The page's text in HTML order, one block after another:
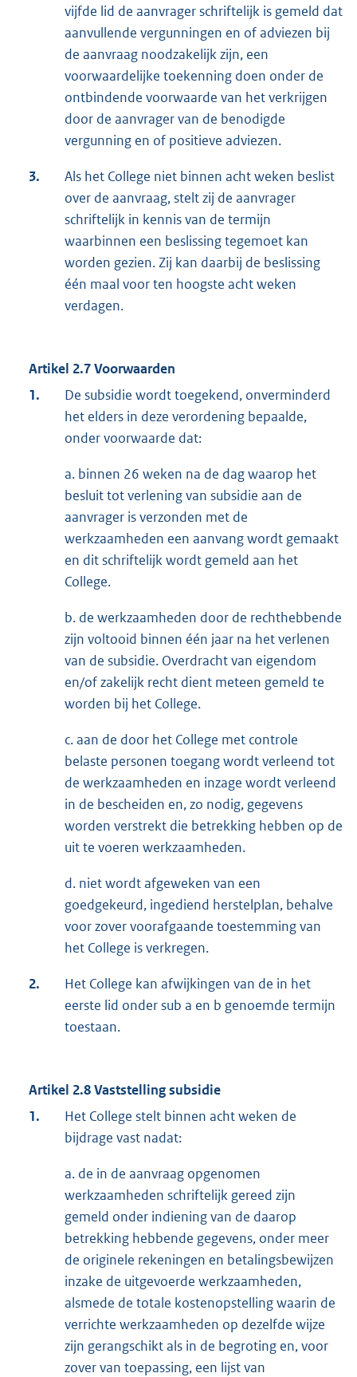
vijfde lid de aanvrager schriftelijk is gemeld dat
aanvullende vergunningen en of adviezen bij
de aanvraag noodzakelijk zijn, een
voorwaardelijke toekenning doen onder de
ontbindende voorwaarde van het verkrijgen
door de aanvrager van de benodigde
vergunning en of positieve adviezen.
3.
Als het College niet binnen acht weken beslist
over de aanvraag, stelt zij de aanvrager
schriftelijk in kennis van de termijn
waarbinnen een beslissing tegemoet kan
worden gezien. Zij kan daarbij de beslissing
één maal voor ten hoogste acht weken
verdagen.
Artikel 2.7 Voorwaarden
1.
De subsidie wordt toegekend, onverminderd
het elders in deze verordening bepaalde,
onder voorwaarde dat:
a. binnen 26 weken na de dag waarop het
besluit tot verlening van subsidie aan de
aanvrager is verzonden met de
werkzaamheden een aanvang wordt gemaakt
en dit schriftelijk wordt gemeld aan het
College.
b. de werkzaamheden door de rechthebbende
zijn voltooid binnen één jaar na het verlenen
van de subsidie. Overdracht van eigendom
en/of zakelijk recht dient meteen gemeld te
worden bij het College.
c. aan de door het College met controle
belaste personen toegang wordt verleend tot
de werkzaamheden en inzage wordt verleend
in de bescheiden en, zo nodig, gegevens
worden verstrekt die betrekking hebben op de
uit te voeren werkzaamheden.
d. niet wordt afgeweken van een
goedgekeurd, ingediend herstelplan, behalve
voor zover voorafgaande toestemming van
het College is verkregen.
2.
Het College kan afwijkingen van de in het
eerste lid onder sub a en b genoemde termijn
toestaan.
Artikel 2.8 Vaststelling subsidie
1.
Het College stelt binnen acht weken de
bijdrage vast nadat:
a. de in de aanvraag opgenomen
werkzaamheden schriftelijk gereed zijn
gemeld onder indiening van de daarop
betrekking hebbende gegevens, onder meer
de originele rekeningen en betalingsbewijzen
inzake de uitgevoerde werkzaamheden,
alsmede de totale kostenopstelling waarin de
verrichte werkzaamheden op dezelfde wijze
zijn gerangschikt als in de begroting en, voor
zover van toepassing, een lijst van